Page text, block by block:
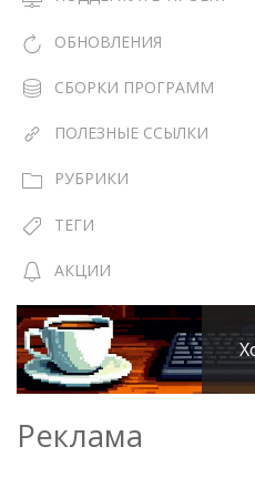
ОБНОВЛЕНИЯ
СБОРКИ ПРОГРАММ
ПОЛЕЗНЫЕ ССЫЛКИ
РУБРИКИ
ТЕГИ
АКЦИИ
Реклама